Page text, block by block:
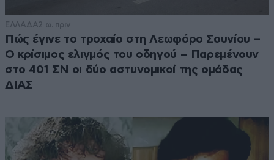
ΕΛΛΑΔΑ2 ω. πριν
Πώς έγινε το τροχαίο στη Λεωφόρο Σουνίου –
Ο κρίσιμος ελιγμός του οδηγού – Παρεμένουν
στο 401 ΣΝ οι δύο αστυνομικοί της ομάδας
ΔΙΑΣ